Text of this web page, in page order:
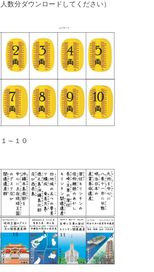
数分ダウンロードしてください）
～１０